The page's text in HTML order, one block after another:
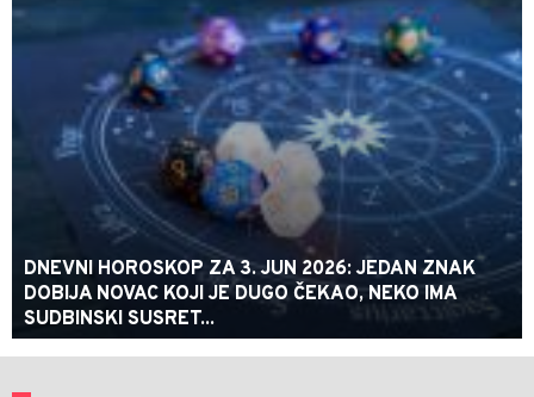
DNEVNI HOROSKOP ZA 3. JUN 2026: JEDAN ZNAK
DOBIJA NOVAC KOJI JE DUGO ČEKAO, NEKO IMA
SUDBINSKI SUSRET...